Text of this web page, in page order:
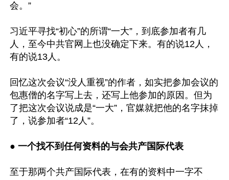
会。”
习近平寻找“初心”的所谓“一大”，到底参加者有几
人，至今中共官网上也没确定下来。有的说12人，
有的说13人。
回忆这次会议“没人重视”的作者，如实把参加会议的
包惠僧的名字写上去，还写上他参加的原因。但为
了把这次会议说成是“一大”，官媒就把他的名字抹掉
了，说参加者“12人”。
● 一个找不到任何资料的与会共产国际代表
至于那两个共产国际代表，在有的资料中一字不